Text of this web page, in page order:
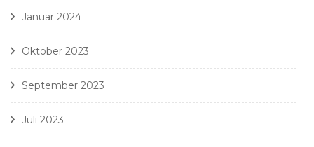
Januar 2024
Oktober 2023
September 2023
Juli 2023